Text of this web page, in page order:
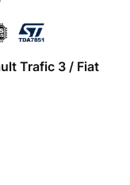
Trafic 3 / Fiat